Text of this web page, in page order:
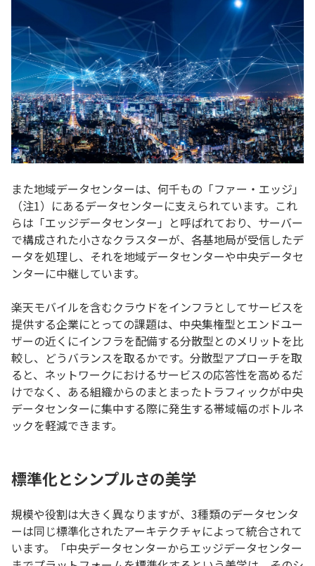
また地域データセンターは、何千もの「ファー・エッジ」
（注1）にあるデータセンターに支えられています。これ
らは「エッジデータセンター」と呼ばれており、サーバー
で構成された小さなクラスターが、各基地局が受信したデ
ータを処理し、それを地域データセンターや中央データセ
ンターに中継しています。
楽天モバイルを含むクラウドをインフラとしてサービスを
提供する企業にとっての課題は、中央集権型とエンドユー
ザーの近くにインフラを配備する分散型とのメリットを比
較し、どうバランスを取るかです。分散型アプローチを取
ると、ネットワークにおけるサービスの応答性を高めるだ
けでなく、ある組織からのまとまったトラフィックが中央
データセンターに集中する際に発生する帯域幅のボトルネ
ックを軽減できます。
標準化とシンプルさの美学
規模や役割は大きく異なりますが、3種類のデータセンタ
ーは同じ標準化されたアーキテクチャによって統合されて
います。「中央データセンターからエッジデータセンター